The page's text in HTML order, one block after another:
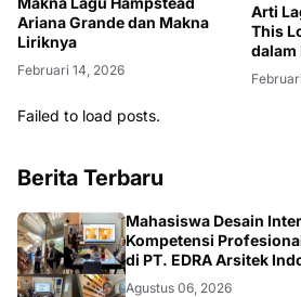
Ariana Grande dan Makna
Liriknya
Februari 14, 2026
Arti
This
dalam
Failed to load posts.
Berita Terbaru
NASIONAL
Mahasiswa Desain
Kompetensi
di PT. EDRA Arsitek
Agustus 06, 2026